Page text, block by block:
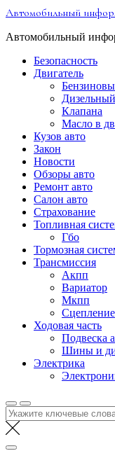
Перейти
содержимому
Автомобильный
Автомобильный
Безопасность
Двигатель
Клапана
Масло в
Кузов авто
Закон
Новости
Обзоры авто
Ремонт авто
Салон авто
Страхование
Топливная
Гбо
Тормозная
Трансмиссия
Акпп
Вариатор
Мкпп
Сцепление
Ходовая часть
Подвеска
Шины и
Электрика
Найти: